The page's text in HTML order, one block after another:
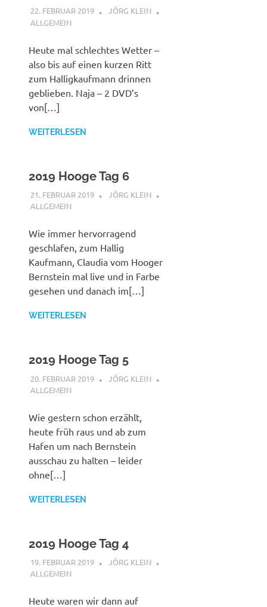
22. FEBRUAR 2019
JÖRG KLEIN
ALLGEMEIN
Heute mal schlechtes Wetter –
also bis auf einen kurzen Ritt
zum Halligkaufmann drinnen
geblieben. Naja – 2 DVD’s
von[…]
WEITERLESEN
2019 Hooge Tag 6
21. FEBRUAR 2019
JÖRG KLEIN
ALLGEMEIN
Wie immer hervorragend
geschlafen, zum Hallig
Kaufmann, Claudia vom Hooger
Bernstein mal live und in Farbe
gesehen und danach im[…]
WEITERLESEN
2019 Hooge Tag 5
20. FEBRUAR 2019
JÖRG KLEIN
ALLGEMEIN
Wie gestern schon erzählt,
heute früh raus und ab zum
Hafen um nach Bernstein
ausschau zu halten – leider
ohne[…]
WEITERLESEN
2019 Hooge Tag 4
19. FEBRUAR 2019
JÖRG KLEIN
ALLGEMEIN
Heute waren wir dann auf